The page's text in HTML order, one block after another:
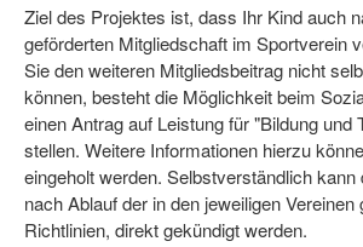
Ziel des Projektes ist, dass Ihr Kind auch
geförderten Mitgliedschaft im Sportverein
Sie den weiteren Mitgliedsbeitrag nicht
können, besteht die Möglichkeit beim
einen Antrag auf Leistung für "Bildung und
stellen. Weitere Informationen hierzu
eingeholt werden. Selbstverständlich kann
nach Ablauf der in den jeweiligen Vereinen
Richtlinien, direkt gekündigt werden.